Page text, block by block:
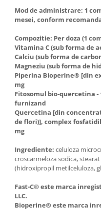
Mod de administrare: 1
mesei, conform
Compozitie: Per doza (1
Vitamina C (sub forma de
Calciu (sub forma de
Magneziu (sub forma de
Piperina Bioperine® [din
mg
Fitosomul bio-quercetina -
furnizand
Quercetina [din
de flori)], complex
mg
Ingrediente: celuloza
croscarmeloza sodica,
(hidroxipropil metilceluloza,
Fast-C® este marca
LLC.
Bioperine® este marca